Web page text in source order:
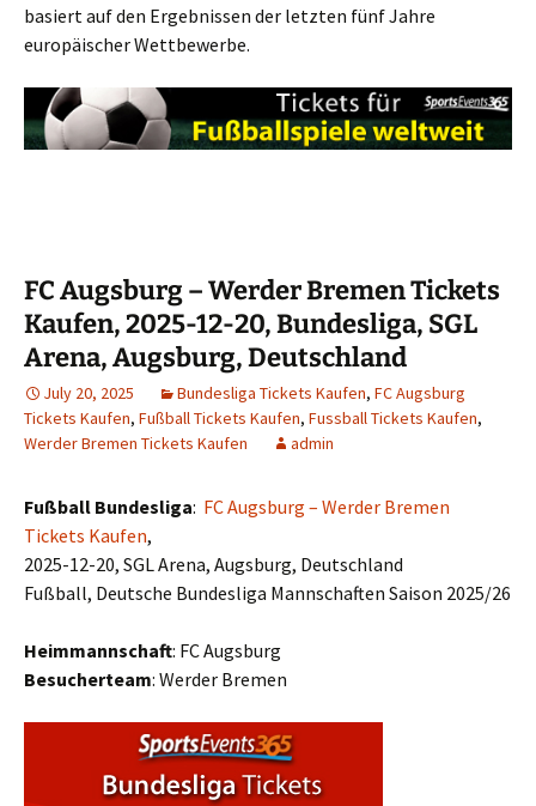
basiert auf den Ergebnissen der letzten fünf Jahre
europäischer Wettbewerbe.
FC Augsburg – Werder Bremen Tickets
Kaufen, 2025-12-20, Bundesliga, SGL
Arena, Augsburg, Deutschland
July 20, 2025 Bundesliga Tickets Kaufen, FC Augsburg
Tickets Kaufen, Fußball Tickets Kaufen, Fussball Tickets Kaufen,
Werder Bremen Tickets Kaufen
admin
Fußball Bundesliga: FC Augsburg – Werder Bremen
Tickets Kaufen,
2025-12-20, SGL Arena, Augsburg, Deutschland
Fußball, Deutsche Bundesliga Mannschaften Saison 2025/26
Heimmannschaft: FC Augsburg
Besucherteam: Werder Bremen